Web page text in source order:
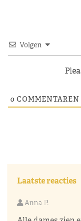
Volgen
0 COMMENTAREN
Laatste reacties
Anna P.